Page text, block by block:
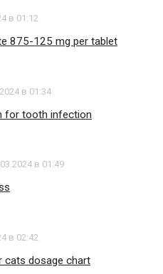
в 01:12
875-125 mg per tablet
в 01:34
for tooth infection
в 01:49
в 02:42
cats dosage chart